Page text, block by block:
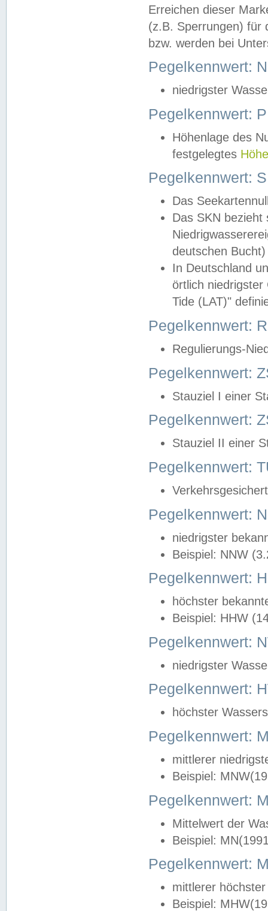
Erreichen dieser
(z.B. Sperrungen) für
bzw. werden bei
Pegelkennwert:
niedrigster
Pegelkennwert:
Höhenlage des
festgelegtes
Pegelkennwert:
Das
Das SKN
deutschen
In Deutschland
örtlich
Tide (LAT)"
Pegelkennwert:
Regulierungs-
Pegelkennwert:
Stauziel I einer
Pegelkennwert:
Stauziel II einer
Pegelkennwert:
Pegelkennwert:
niedrigster
Beispiel: NNW
Pegelkennwert:
höchster
Beispiel: HHW
Pegelkennwert:
niedrigster
Pegelkennwert:
höchster
Pegelkennwert:
mittlerer
Beispiel:
Pegelkennwert:
Mittelwert der
Beispiel:
Pegelkennwert:
mittlerer
Beispiel: